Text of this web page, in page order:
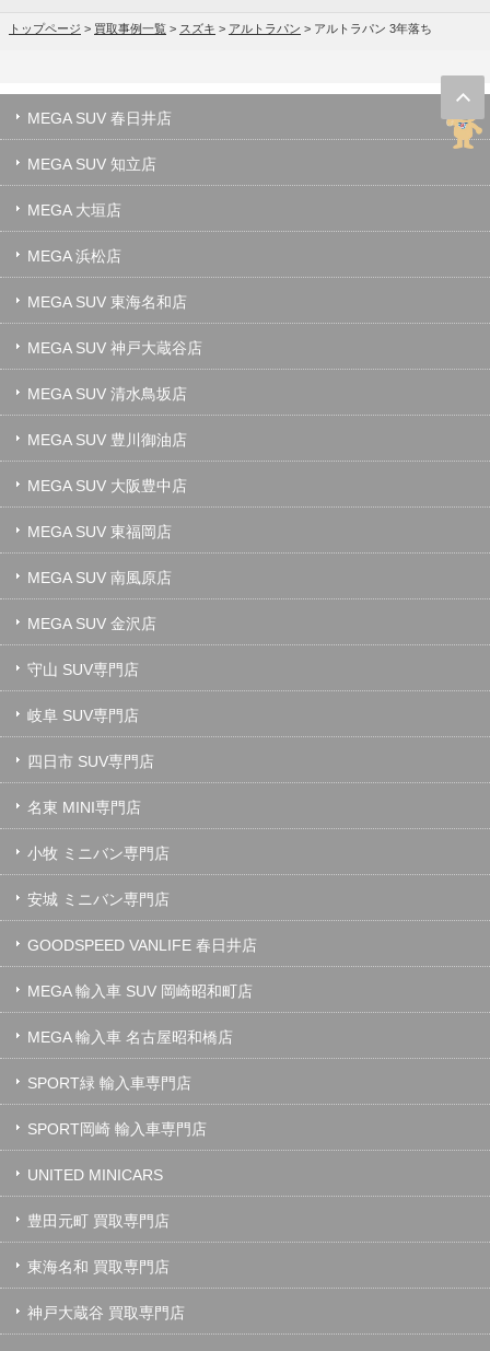
トップページ > 買取事例一覧 > スズキ > アルトラパン > アルトラパン 3年落ち
MEGA SUV 春日井店
MEGA SUV 知立店
MEGA 大垣店
MEGA 浜松店
MEGA SUV 東海名和店
MEGA SUV 神戸大蔵谷店
MEGA SUV 清水鳥坂店
MEGA SUV 豊川御油店
MEGA SUV 大阪豊中店
MEGA SUV 東福岡店
MEGA SUV 南風原店
MEGA SUV 金沢店
守山 SUV専門店
岐阜 SUV専門店
四日市 SUV専門店
名東 MINI専門店
小牧 ミニバン専門店
安城 ミニバン専門店
GOODSPEED VANLIFE 春日井店
MEGA 輸入車 SUV 岡崎昭和町店
MEGA 輸入車 名古屋昭和橋店
SPORT緑 輸入車専門店
SPORT岡崎 輸入車専門店
UNITED MINICARS
豊田元町 買取専門店
東海名和 買取専門店
神戸大蔵谷 買取専門店